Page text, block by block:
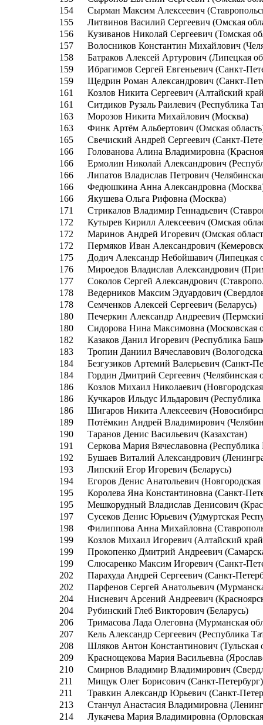
154
Сырман Максим Алексеевич
155
Литвинов Василий Сергеевич (Омская
156
Кузиванов Николай Сергеевич (Томская
157
Волосников Константин Михайлович
158
Батраков Алексей Артурович (Липецкая
159
Ибрагимов Сергей Евгеньевич (Санкт-
159
Щедрин Роман Александрович (Санкт-
161
Козлов Никита Сергеевич (Алтайский
161
Ситдиков Рузаль Раилевич (Республика
163
Морозов Никита Михайлович (Москва)
163
Финк Артём Альбертович (Омская
165
Свечиский Андрей Сергеевич (Санкт-
166
Голованова Алина Владимировна
166
Ермолин Николай Александрович
166
Липатов Владислав Петрович
166
Федюшкина Анна Александровна
166
Якушева Ольга Рифовна (Москва)
171
Стрикалов Владимир Геннадьевич
172
Кутырев Кирилл Алексеевич (Омская
172
Маринов Андрей Игоревич (Омская
172
Пермяков Иван Александрович
175
Додич Александр Небойшавич (Липецкая
176
Мироедов Владислав Александрович
177
Соколов Сергей Александрович
178
Ведерников Максим Эдуардович
178
Семченков Алексей Сергеевич (Беларусь)
180
Печеркин Александр Андреевич
180
Сидорова Нина Максимовна (Московская
182
Казаков Данил Игоревич (Республика
183
Тропин Даниил Вячеславович
184
Безгузиков Артемий Валерьевич (Санкт-
184
Гордин Дмитрий Сергеевич (Челябинская
186
Козлов Михаил Николаевич (Новгородская
186
Кучкаров Ильдус Ильдарович (Республика
186
Шигаров Никита Алексеевич
189
Потёмкин Андрей Владимирович
190
Таранов Денис Васильевич (Казахстан)
191
Серкова Мария Вячеславовна (Республика
192
Бушаев Виталий Александрович
193
Липский Егор Игоревич (Беларусь)
194
Егоров Денис Анатольевич (Новгородская
195
Королева Яна Константиновна (Санкт-
195
Мешкорудный Владислав Денисович
197
Сусеков Денис Юрьевич (Удмуртская
198
Филиппова Анна Михайловна
199
Козлов Михаил Игоревич (Алтайский
199
Прокопенко Дмитрий Андреевич
199
Слюсаренко Максим Игоревич (Санкт-
202
Парахуда Андрей Сергеевич (Санкт-
202
Парфенов Сергей Анатольевич
204
Нисневич Арсений Андреевич
204
Рубинский Глеб Викторович (Беларусь)
206
Тримасова Лада Олеговна (Мурманская
207
Кель Александр Сергеевич (Республика
208
Шляков Антон Константинович (Тульская
209
Краснощекова Мария Васильевна
210
Смирнов Владимир Владимирович
211
Мищук Олег Борисович (Санкт-Петербург)
211
Травкин Александр Юрьевич (Санкт-
213
Станчул Анастасия Владимировна
214
Лукачева Мария Владимировна